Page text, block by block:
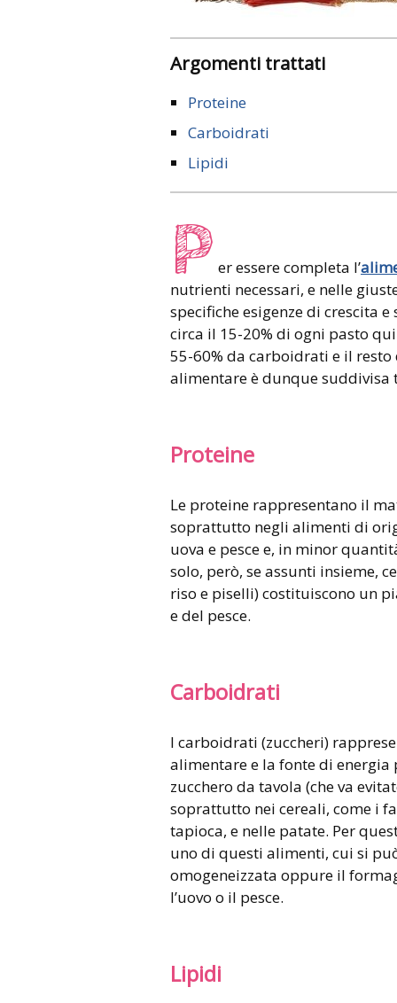
Argomenti trattati
Proteine
Carboidrati
Lipidi
P er essere completa l’
nutrienti necessari, e nelle
specifiche esigenze di crescita
circa il 15-20% di ogni pasto
55-60% da carboidrati e il
alimentare è dunque
Proteine
Le proteine rappresentano il
soprattutto negli alimenti di
uova e pesce e, in minor
solo, però, se assunti insieme,
riso e piselli) costituiscono un
e del pesce.
Carboidrati
I carboidrati (zuccheri)
alimentare e la fonte di
zucchero da tavola (che va
soprattutto nei cereali, come i
tapioca, e nelle patate. Per
uno di questi alimenti, cui si
omogeneizzata oppure il
l’uovo o il pesce.
Lipidi